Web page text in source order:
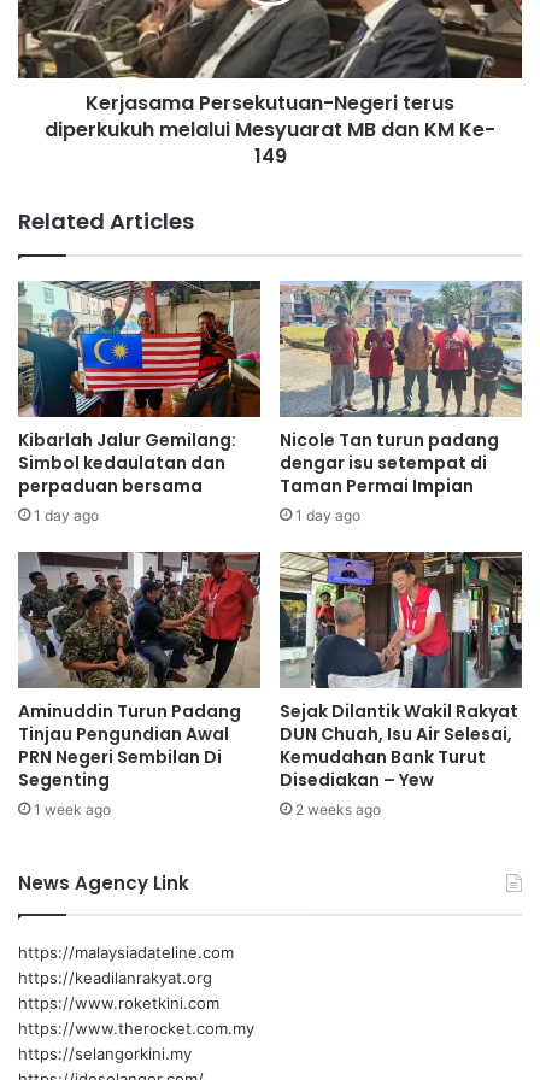
Rasah Cha
P
e
n
n
A
n
g
k
a
W
r
s
a
n
A
a
t
d
a
n
B
a
N
e
g
e
r
a
m
a
k
u
t
u
a
n
-
N
e
g
e
r
t
e
r
u
s
d
i
p
e
r
k
u
h
e
l
a
l
u
Kerjasama Persekutuan-Negeri terus
diperkukuh melalui Mesyuarat MB dan KM Ke-
149
Related Articles
Kibarlah Jalur Gemilang:
Simbol kedaulatan dan
perpaduan bersama
1 day ago
Nicole Tan turun padang
dengar isu setempat di
Taman Permai Impian
1 day ago
Aminuddin Turun Padang
Tinjau Pengundian Awal
PRN Negeri Sembilan Di
Segenting
1 week ago
Sejak Dilantik Wakil Rakyat
DUN Chuah, Isu Air Selesai,
Kemudahan Bank Turut
Disediakan – Yew
2 weeks ago
News Agency Link
https://malaysiadateline.com
https://keadilanrakyat.org
https://www.roketkini.com
https://www.therocket.com.my
https://selangorkini.my